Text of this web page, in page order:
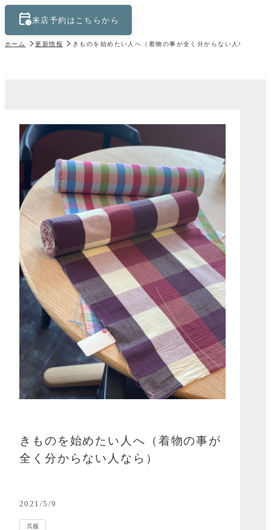
keyboard_control_key
calendar_clock来店予約はこちらから
ホーム 更新情報 きものを始めたい人へ（着物の事が全く分からない人なら）
きものを始めたい人へ（着物の事が
全く分からない人なら）
2021/5/9
呉服